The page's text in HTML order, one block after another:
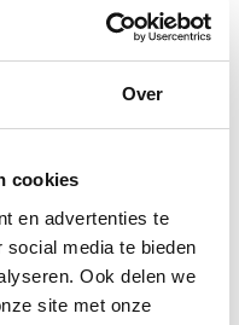
Over
cookies
en advertenties te
media te bieden
Ook delen we
site met onze